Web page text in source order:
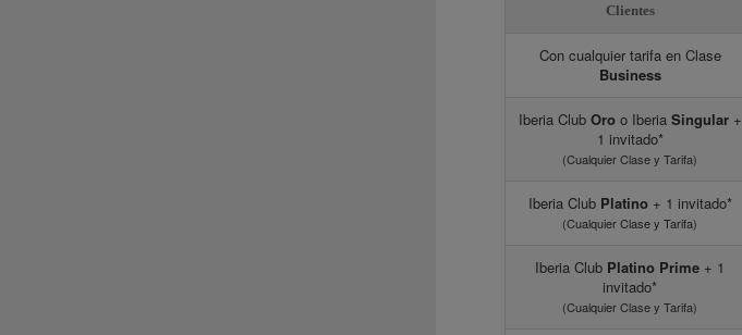
Clientes
Con cualquier tarifa en Clase
Business
Iberia Club Oroo Iberia Singular+
1 invitado*
(Cualquier Clase y Tarifa)
Iberia Club Platino+ 1 invitado*
(Cualquier Clase y Tarifa)
Iberia Club Platino Prime + 1
invitado*
(Cualquier Clase y Tarifa)